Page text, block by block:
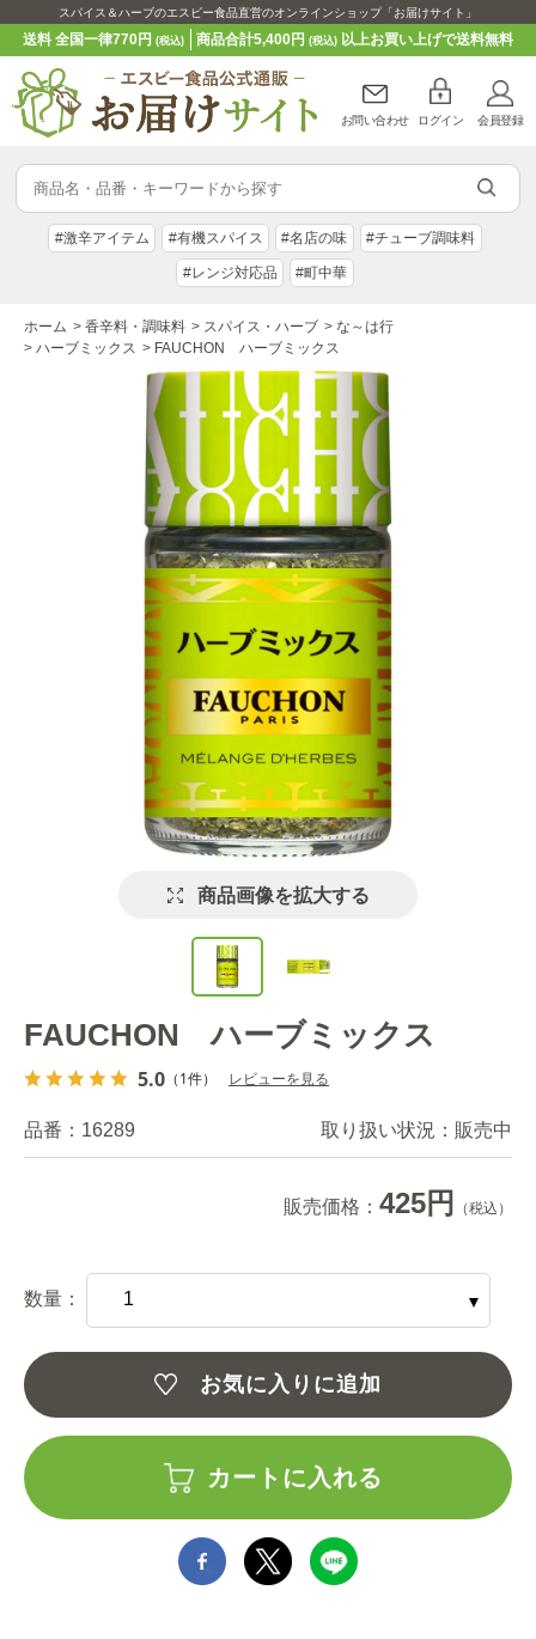
スパイス＆ハーブのエスビー食品直営のオンラインショップ「お届けサイト」
送料 全国一律770円(税込) 商品合計5,400円 (税込)以上お買い上げで送料無料
お問い合わせ ログイン 会員登録
#激辛アイテム #有機スパイス #名店の味 #チューブ調味料
#レンジ対応品 #町中華
ホーム > 香辛料・調味料 > スパイス・ハーブ > な～は行
> ハーブミックス > FAUCHON ハーブミックス
商品画像を拡大する
FAUCHON ハーブミックス
5.0 （1件） レビューを見る
品番： 16289 取り扱い状況： 販売中
販売価格： 425円 （税込）
数量：
お気に入りに追加
カートに入れる